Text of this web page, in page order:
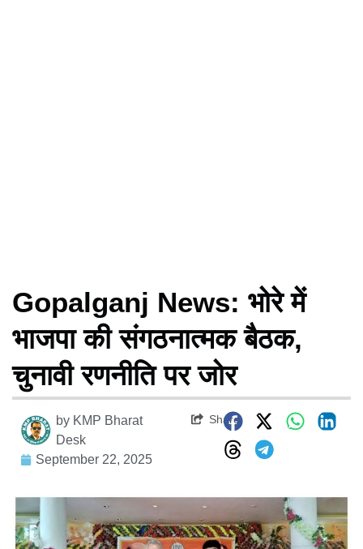
Gopalganj News: भोरे में
भाजपा की संगठनात्मक बैठक,
चुनावी रणनीति पर जोर
by KMP Bharat
Desk
September 22, 2025
Share